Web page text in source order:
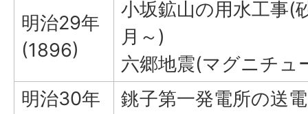
明治29年
(1896)
小坂鉱山の用水工事(
月～)
六郷地震(マグニチュ
明治30年
銚子第一発電所の送